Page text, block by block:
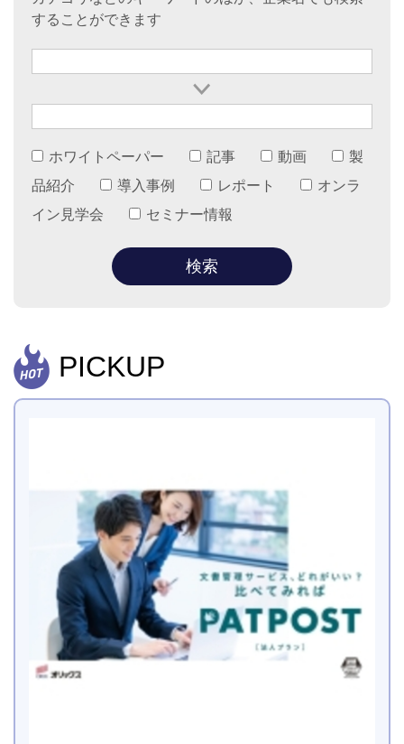
することができます
ホワイトペーパー 記事 動画
製
品紹介
導入事例 レポート
オンラ
イン見学会
セミナー情報
PICKUP